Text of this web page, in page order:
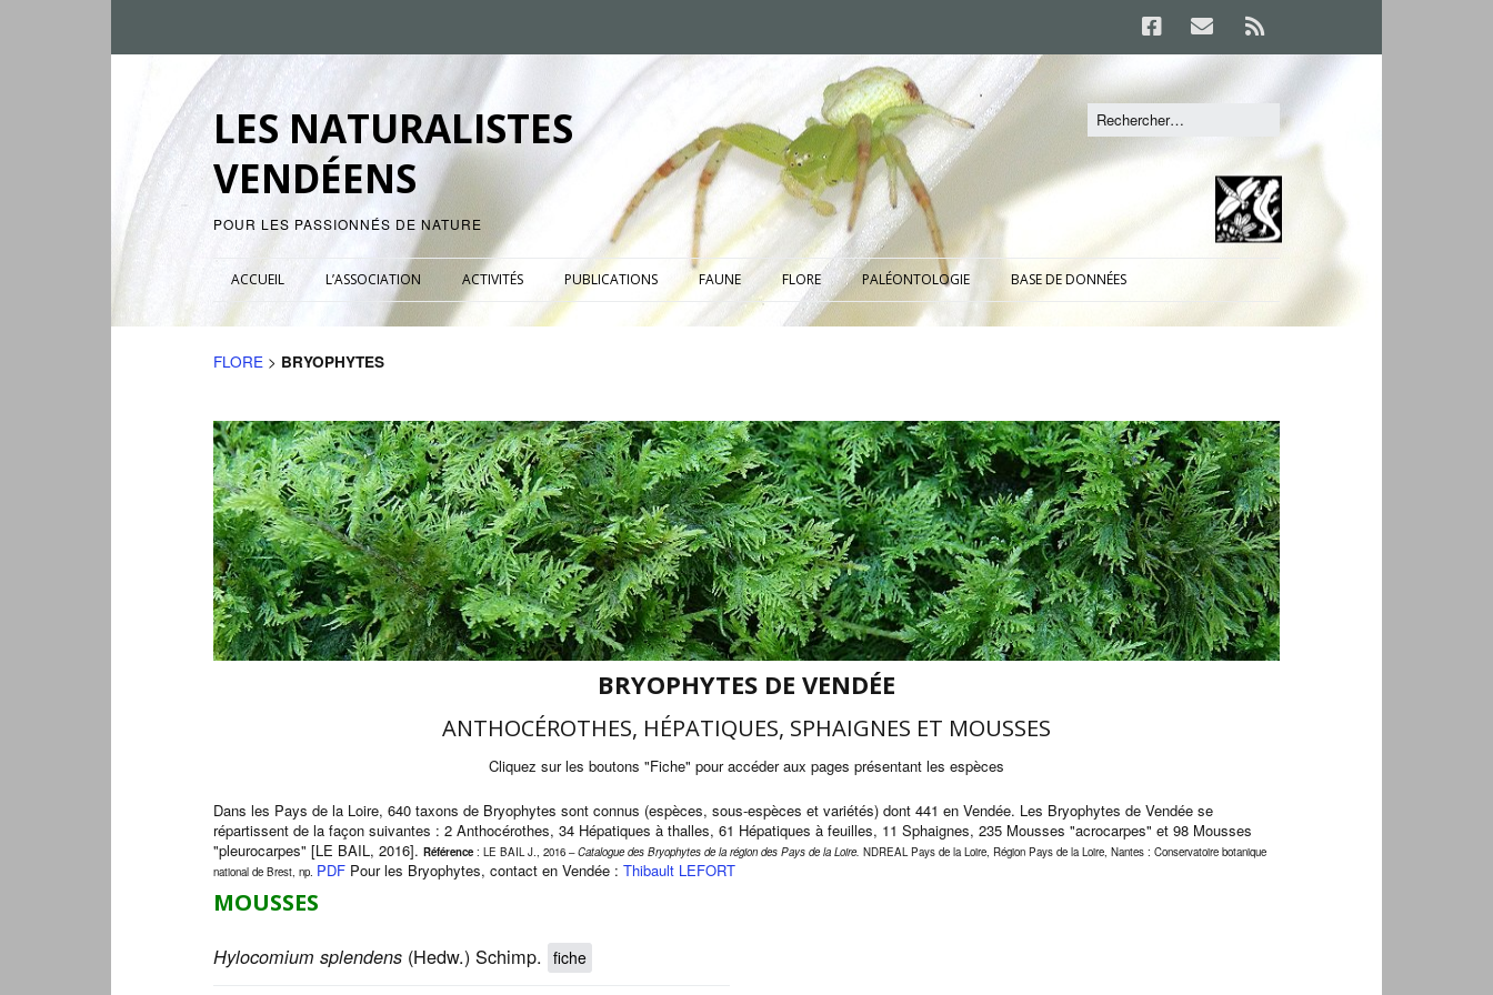
LES NATURALISTES
VENDÉENS
POUR LES PASSIONNÉS DE NATURE
ACCUEIL L’ASSOCIATION ACTIVITÉS PUBLICATIONS FAUNE FLORE PALÉONTOLOGIE BASE DE DONNÉES
FLORE > BRYOPHYTES
BRYOPHYTES DE VENDÉE
ANTHOCÉROTHES, HÉPATIQUES, SPHAIGNES ET MOUSSES
Cliquez sur les boutons "Fiche" pour accéder aux pages présentant les espèces
Dans les Pays de la Loire, 640 taxons de Bryophytes sont connus (espèces, sous-espèces et variétés) dont 441 en Vendée. Les Bryophytes de Vendée se
répartissent de la façon suivantes : 2 Anthocérothes, 34 Hépatiques à thalles, 61 Hépatiques à feuilles, 11 Sphaignes, 235 Mousses "acrocarpes" et 98 Mousses
"pleurocarpes" [LE BAIL, 2016]. Référence : LE BAIL J., 2016 –Catalogue des Bryophytes de la région des Pays de la Loire. NDREAL Pays de la Loire, Région Pays de la Loire, Nantes : Conservatoire botanique
national de Brest, np. PDF Pour les Bryophytes, contact en Vendée : Thibault LEFORT
MOUSSES
Hylocomium splendens (Hedw.) Schimp. fiche